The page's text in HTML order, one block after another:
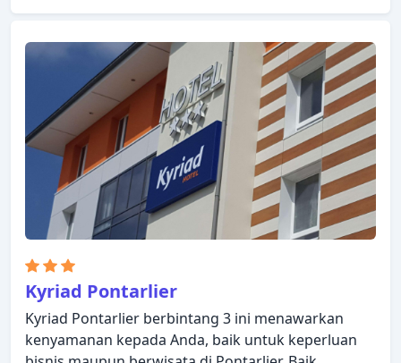
Kyriad Pontarlier
Kyriad Pontarlier berbintang 3 ini menawarkan
kenyamanan kepada Anda, baik untuk keperluan